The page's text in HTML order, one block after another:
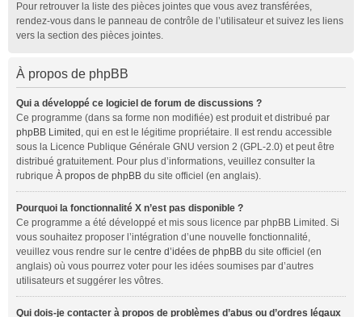
Pour retrouver la liste des pièces jointes que vous avez transférées,
rendez-vous dans le panneau de contrôle de l’utilisateur et suivez les liens
vers la section des pièces jointes.
À propos de phpBB
Qui a développé ce logiciel de forum de discussions ?
Ce programme (dans sa forme non modifiée) est produit et distribué par
phpBB Limited , qui en est le légitime propriétaire. Il est rendu accessible
sous la Licence Publique Générale GNU version 2 (GPL-2.0) et peut être
distribué gratuitement. Pour plus d’informations, veuillez consulter la
rubrique À propos de phpBB du site officiel (en anglais).
Pourquoi la fonctionnalité X n’est pas disponible ?
Ce programme a été développé et mis sous licence par phpBB Limited. Si
vous souhaitez proposer l’intégration d’une nouvelle fonctionnalité,
veuillez vous rendre sur le centre d’idées de phpBB du site officiel (en
anglais) où vous pourrez voter pour les idées soumises par d’autres
utilisateurs et suggérer les vôtres.
Qui dois-je contacter à propos de problèmes d’abus ou d’ordres légaux